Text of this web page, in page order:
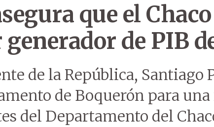
que el
de PIB
de la República, Santiago
de Boquerón para
del Departamento del